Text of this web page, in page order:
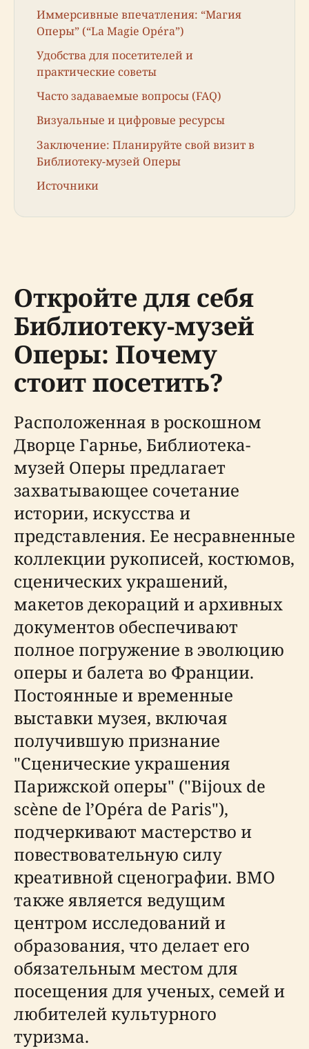
Иммерсивные впечатления: “Магия
Оперы” (“La Magie Opéra”)
Удобства для посетителей и
практические советы
Часто задаваемые вопросы (FAQ)
Визуальные и цифровые ресурсы
Заключение: Планируйте свой визит в
Библиотеку-музей Оперы
Источники
Откройте для себя
Библиотеку-музей
Оперы: Почему
стоит посетить?
Расположенная в роскошном
Дворце Гарнье, Библиотека-
музей Оперы предлагает
захватывающее сочетание
истории, искусства и
представления. Ее несравненные
коллекции рукописей, костюмов,
сценических украшений,
макетов декораций и архивных
документов обеспечивают
полное погружение в эволюцию
оперы и балета во Франции.
Постоянные и временные
выставки музея, включая
получившую признание
"Сценические украшения
Парижской оперы" ("Bijoux de
scène de l’Opéra de Paris"),
подчеркивают мастерство и
повествовательную силу
креативной сценографии. BMO
также является ведущим
центром исследований и
образования, что делает его
обязательным местом для
посещения для ученых, семей и
любителей культурного
туризма.